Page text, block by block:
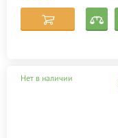
Нет в наличии